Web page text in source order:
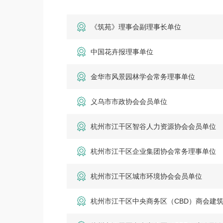
《筑苑》理事会副理事长单位
中国花卉报理事单位
金华市风景园林学会常务理事单位
义乌市市政协会会员单位
杭州市江干区智谷人力资源协会会员单位
杭州市江干区企业集团协会常务理事单位
杭州市江干区城市环境协会会员单位
杭州市江干区中央商务区（CBD）商会建